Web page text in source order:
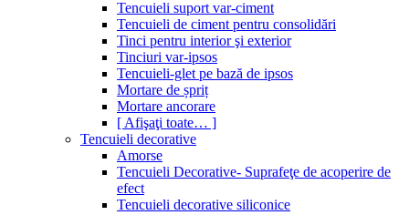
Tencuieli suport var-ciment
Tencuieli de ciment pentru consolidări
Tinci pentru interior şi exterior
Tinciuri var-ipsos
Tencuieli-glet pe bază de ipsos
Mortare de șpriț
Mortare ancorare
[ Afişaţi toate… ]
Tencuieli decorative
Amorse
Tencuieli Decorative- Suprafeţe de acoperire de
efect
Tencuieli decorative siliconice